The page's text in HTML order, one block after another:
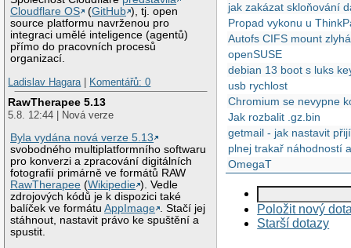
Cloudflare OS
(GitHub ), tj. open
source platformu navrženou pro
integraci umělé inteligence (agentů)
přímo do pracovních procesů
organizací.
Ladislav Hagara | Komentářů: 0
RawTherapee 5.13
5.8. 12:44 | Nová verze
Byla vydána nová verze 5.13
svobodného multiplatformního softwaru
pro konverzi a zpracování digitálních
fotografií primárně ve formátů RAW
RawTherapee (Wikipedie ). Vedle
zdrojových kódů je k dispozici také
balíček ve formátuAppImage
. Stačí jej
stáhnout, nastavit právo ke spuštění a
spustit.
jak zakázat skloňování
Propad vykonu u
Autofs CIFS mount
openSUSE
debian 13 boot s luks
usb rychlost
Chromium se nevypne
Jak rozbalit .gz.bin
getmail - jak nastavit
plnej trakař náhodností
OmegaT
Položit nový
Starší dotazy